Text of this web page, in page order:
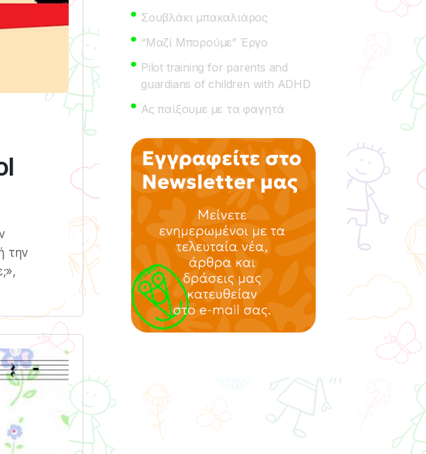
την
Σουβλάκι μπακαλιάρος
“Μαζί Μπορούμε” Έργο
Pilot training for parents and
guardians of children with ADHD
Ας παίξουμε με τα φαγητά